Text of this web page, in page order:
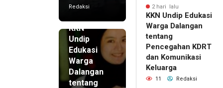
Redaksi
KKN
Undip
Edukasi
Warga
Dalangan
tentang
2 hari lalu
KKN Undip Edukasi
Warga Dalangan
tentang
Pencegahan KDRT
dan Komunikasi
Keluarga
11 Redaksi